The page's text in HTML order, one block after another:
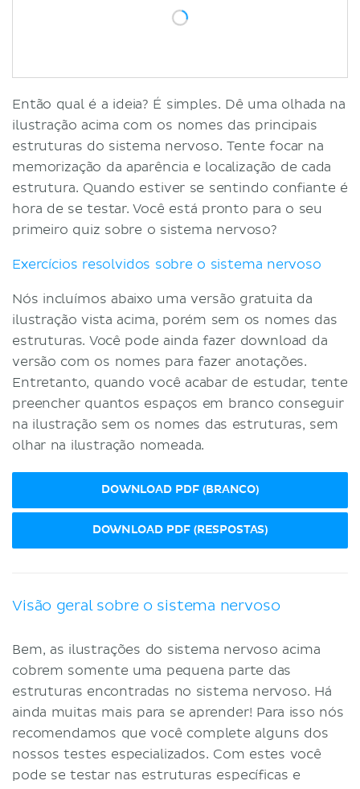
Então qual é a ideia? É simples. Dê uma olhada na
ilustração acima com os nomes das principais
estruturas do sistema nervoso. Tente focar na
memorização da aparência e localização de cada
estrutura. Quando estiver se sentindo confiante é
hora de se testar. Você está pronto para o seu
primeiro quiz sobre o sistema nervoso?
Exercícios resolvidos sobre o sistema nervoso
Nós incluímos abaixo uma versão gratuita da
ilustração vista acima, porém sem os nomes das
estruturas. Você pode ainda fazer download da
versão com os nomes para fazer anotações.
Entretanto, quando você acabar de estudar, tente
preencher quantos espaços em branco conseguir
na ilustração sem os nomes das estruturas, sem
olhar na ilustração nomeada.
DOWNLOAD PDF (BRANCO)
DOWNLOAD PDF (RESPOSTAS)
Visão geral sobre o sistema nervoso
Bem, as ilustrações do sistema nervoso acima
cobrem somente uma pequena parte das
estruturas encontradas no sistema nervoso. Há
ainda muitas mais para se aprender! Para isso nós
recomendamos que você complete alguns dos
nossos testes especializados. Com estes você
pode se testar nas estruturas específicas e